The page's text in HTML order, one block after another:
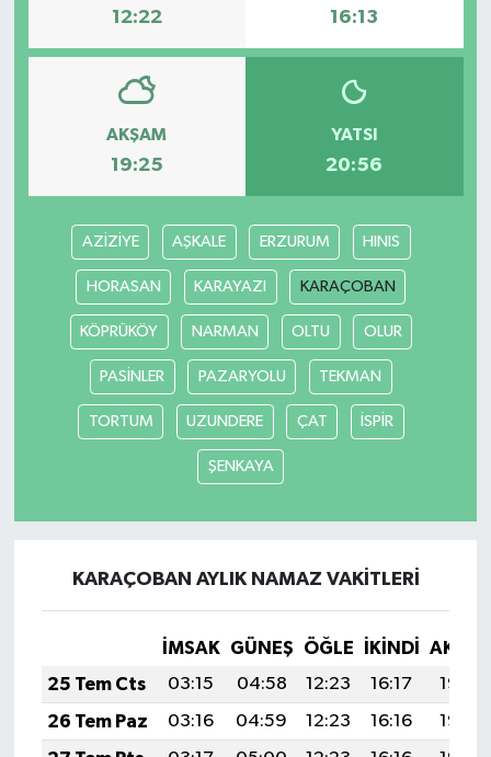
12:22 16:13
AKŞAM
19:25
YATSI
20:56
AZİZİYE AŞKALE ERZURUM HINIS
HORASAN KARAYAZI KARAÇOBAN
KÖPRÜKÖY NARMAN OLTU OLUR
PASİNLER PAZARYOLU TEKMAN
TORTUM UZUNDERE ÇAT İSPİR
ŞENKAYA
KARAÇOBAN AYLIK NAMAZ VAKITLERI
İMSAK GÜNEŞ ÖĞLE İKINDI
25 Tem Cts
03:15 04:58 12:23 16:17
19:38
26 Tem Paz
03:16 04:59 12:23 16:16
19:37